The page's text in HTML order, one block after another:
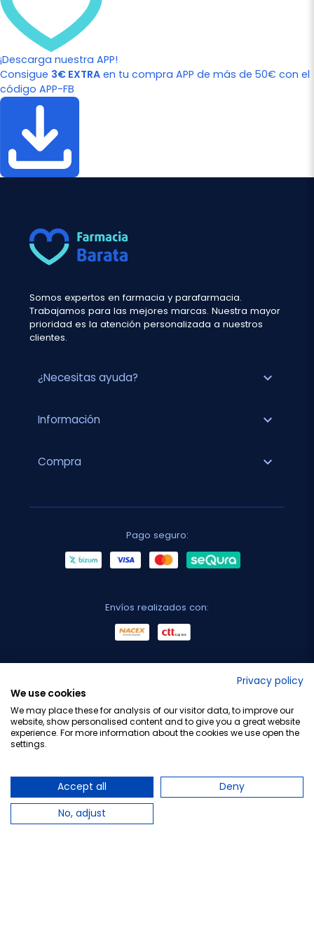
¡Descarga nuestra APP!
Consigue 3€ EXTRA en tu compra APP de más de 50€ con el
código APP-FB
Somos expertos en farmacia y parafarmacia.
Trabajamos para las mejores marcas. Nuestra mayor
prioridad es la atención personalizada a nuestros
clientes.
¿Necesitas ayuda? expand_more
Información expand_more
Compra expand_more
Pago seguro:
Envíos realizados con:
Privacy policy
We use cookies
We may place these for analysis of our visitor data, to improve our
website, show personalised content and to give you a great website
experience. For more information about the cookies we use open the
settings.
Accept all
Deny
No, adjust